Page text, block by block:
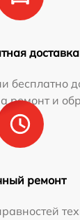
доставка
бесплатно
ремонт и
ремонт